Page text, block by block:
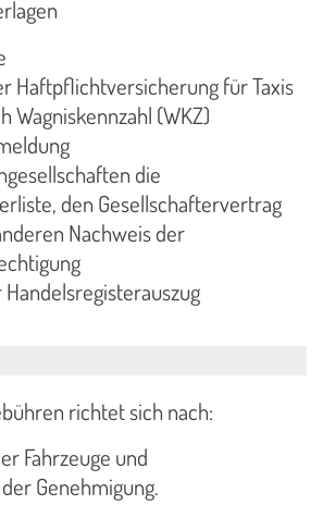
Haftpflichtversicherung für Taxis
Wagniskennzahl (WKZ)
die
den Gesellschaftervertrag
Nachweis der
richtet sich nach:
Fahrzeuge und
Genehmigung.